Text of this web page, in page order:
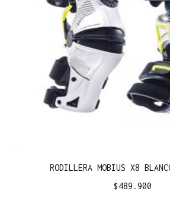
RODILLERA MOBIUS X8
$489.900